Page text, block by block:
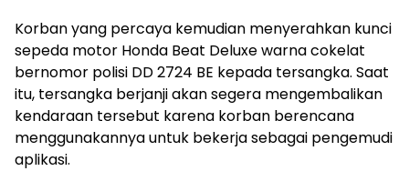
Korban yang percaya kemudian menyerahkan kunci
sepeda motor Honda Beat Deluxe warna cokelat
bernomor polisi DD 2724 BE kepada tersangka. Saat
itu, tersangka berjanji akan segera mengembalikan
kendaraan tersebut karena korban berencana
menggunakannya untuk bekerja sebagai pengemudi
aplikasi.